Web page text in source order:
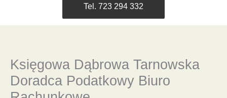
Tel. 723 294 332
Księgowa Dąbrowa Tarnowska
Doradca Podatkowy Biuro